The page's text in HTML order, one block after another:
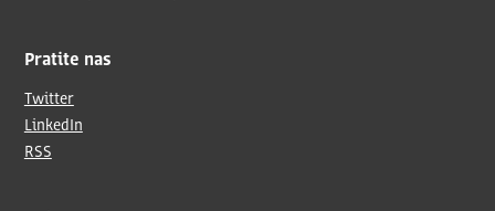
Pratite nas
Twitter
LinkedIn
RSS